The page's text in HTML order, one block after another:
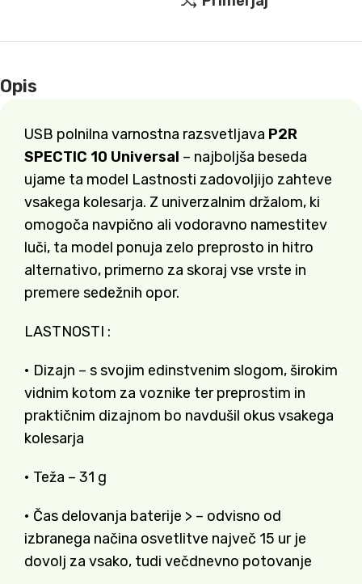
Opis
USB polnilna varnostna razsvetljava P2R
SPECTIC 10 Universal – najboljša beseda
ujame ta model Lastnosti zadovoljijo zahteve
vsakega kolesarja. Z univerzalnim držalom, ki
omogoča navpično ali vodoravno namestitev
luči, ta model ponuja zelo preprosto in hitro
alternativo, primerno za skoraj vse vrste in
premere sedežnih opor.
LASTNOSTI :
• Dizajn – s svojim edinstvenim slogom, širokim
vidnim kotom za voznike ter preprostim in
praktičnim dizajnom bo navdušil okus vsakega
kolesarja
• Teža – 31 g
• Čas delovanja baterije > – odvisno od
izbranega načina osvetlitve največ 15 ur je
dovolj za vsako, tudi večdnevno potovanje